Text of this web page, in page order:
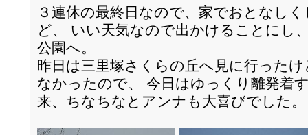
３連休の最終日なので、家でおとなし
ど、 いい天気なので出かけることにし
公園へ。
昨日は三里塚さくらの丘へ見に行った
なかったので、 今日はゆっくり離発着
来、ちなちなとアンナも大喜びでした。